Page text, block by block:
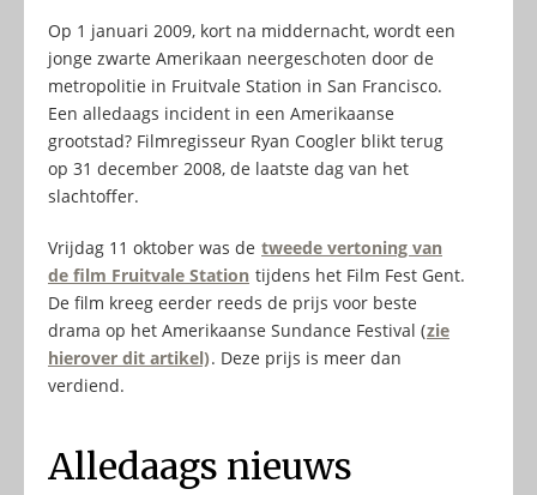
Op 1 januari 2009, kort na middernacht, wordt een
jonge zwarte Amerikaan neergeschoten door de
metropolitie in Fruitvale Station in San Francisco.
Een alledaags incident in een Amerikaanse
grootstad? Filmregisseur Ryan Coogler blikt terug
op 31 december 2008, de laatste dag van het
slachtoffer.
Vrijdag 11 oktober was de tweede vertoning van
de film Fruitvale Station tijdens het Film Fest Gent.
De film kreeg eerder reeds de prijs voor beste
drama op het Amerikaanse Sundance Festival (zie
hierover dit artikel). Deze prijs is meer dan
verdiend.
Alledaags nieuws